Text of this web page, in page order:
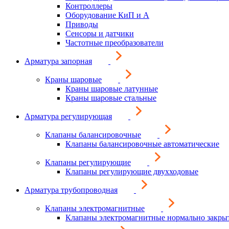
Контроллеры
Оборудование КиП и А
Приводы
Сенсоры и датчики
Частотные преобразователи
Арматура запорная
Краны шаровые
Краны шаровые латунные
Краны шаровые стальные
Арматура регулирующая
Клапаны балансировочные
Клапаны балансировочные автоматические
Клапаны регулирующие
Клапаны регулирующие двухходовые
Арматура трубопроводная
Клапаны электромагнитные
Клапаны электромагнитные нормально